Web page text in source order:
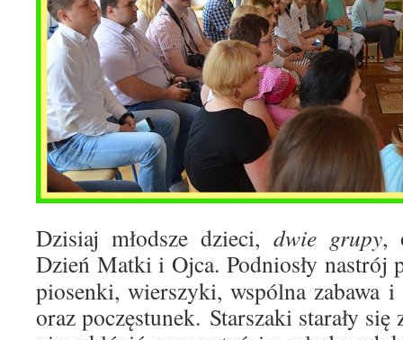
Dzisiaj młodsze dzieci, dwie grupy,
Dzień Matki i Ojca. Podniosły nastrój
piosenki, wierszyki, wspólna zabawa
oraz poczęstunek. Starszaki starały